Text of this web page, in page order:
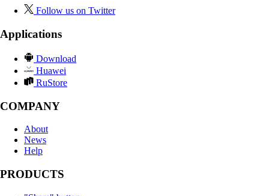
Follow us on Twitter
Applications
Download
Huawei
RuStore
COMPANY
About
News
Help
PRODUCTS